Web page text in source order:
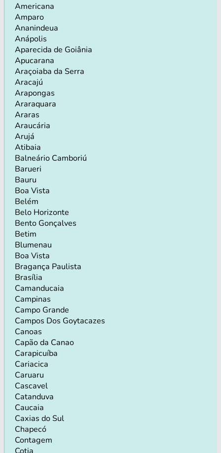
Americana
Amparo
Ananindeua
Anápolis
Aparecida de Goiânia
Apucarana
Araçoiaba da Serra
Aracajú
Arapongas
Araraquara
Araras
Araucária
Arujá
Atibaia
Balneário Camboriú
Barueri
Bauru
Boa Vista
Belém
Belo Horizonte
Bento Gonçalves
Betim
Blumenau
Boa Vista
Bragança Paulista
Brasília
Camanducaia
Campinas
Campo Grande
Campos Dos Goytacazes
Canoas
Capão da Canao
Carapicuíba
Cariacica
Caruaru
Cascavel
Catanduva
Caucaia
Caxias do Sul
Chapecó
Contagem
Cotia